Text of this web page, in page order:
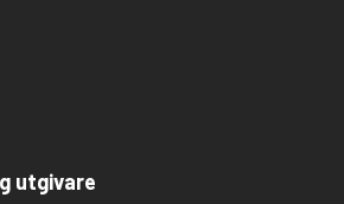
utgivare